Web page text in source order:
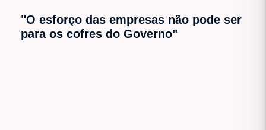
"O esforço das empresas não pode ser
para os cofres do Governo"